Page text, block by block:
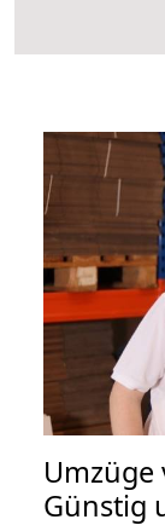
Umzüge
Günstig